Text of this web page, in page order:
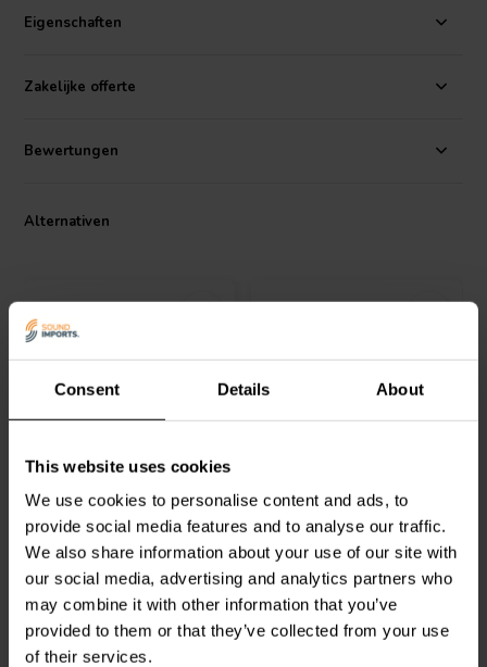
Consent Details About
This website uses cookies
We use cookies to personalise content and ads, to
provide social media features and to analyse our traffic.
We also share information about your use of our site with
our social media, advertising and analytics partners who
may combine it with other information that you’ve
provided to them or that they’ve collected from your use
of their services.
DAC oder Digitalverstärker weiterleiten.
Dieses SPDIF IN Board ist mit den folgenden Arylic Produkten
Up2Stream Pro v3
Spezifikationen
Größe: 52x24mm
Eigenschaften
Zakelijke offerte
Bewertungen
Alternativen
Erweiterungsplatine
4
klantbeoordelingen
Vergleichen
7 Auf Lager
5
klantbeoordelingen
Vergleichen
9 Auf Lager